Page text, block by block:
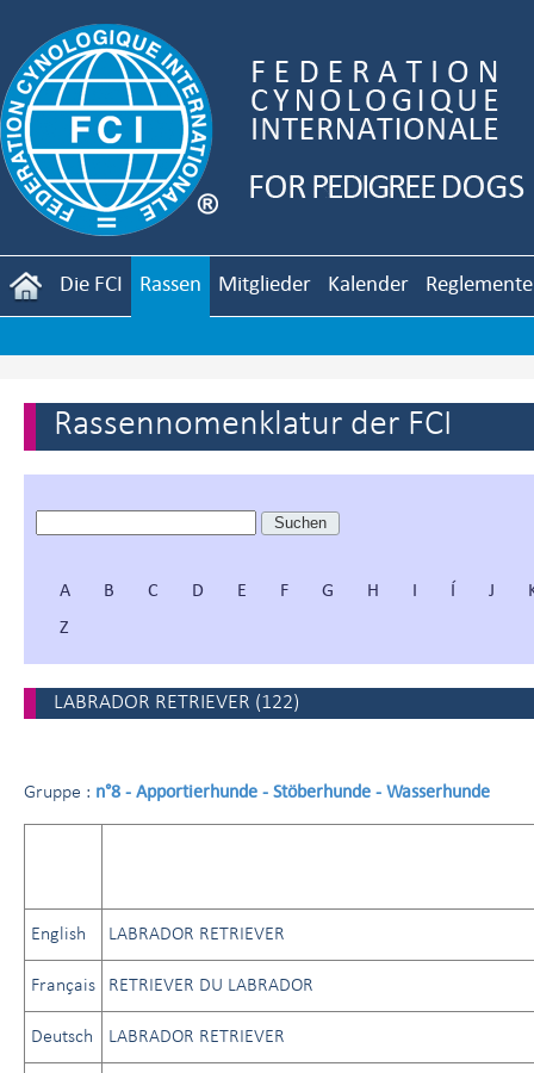
Die FCI Rassen Mitglieder Kalender Reglemente
Rassennomenklatur der FCI
A B C D E F G H I Í J
Z
LABRADOR RETRIEVER (122)
Gruppe : n°8 - Apportierhunde - Stöberhunde - Wasserhunde
English LABRADOR RETRIEVER
Français RETRIEVER DU LABRADOR
Deutsch LABRADOR RETRIEVER